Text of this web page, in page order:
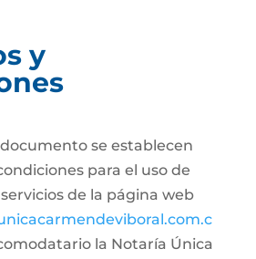
y
se establecen
para el uso de
de la página web
la Notaría Única